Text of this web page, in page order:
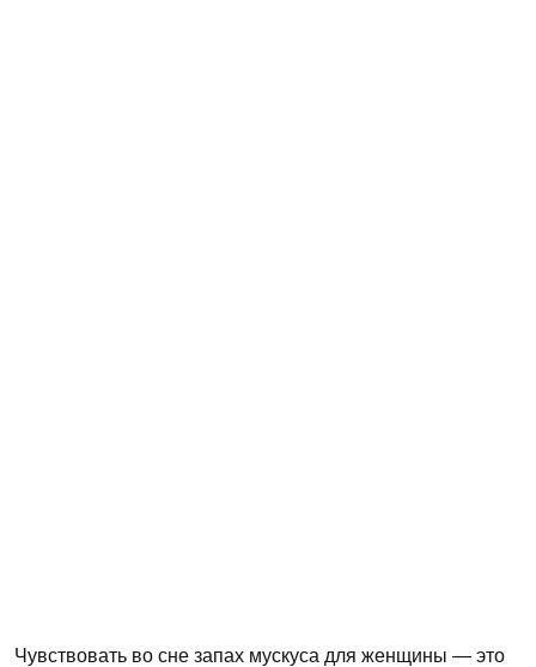
Чувствовать во сне запах мускуса для женщины — это